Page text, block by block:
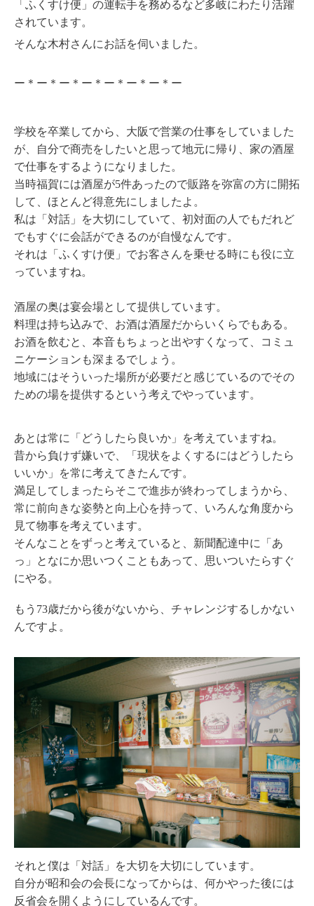
「ふくすけ便」の運転手を務めるなど多岐にわたり活躍
されています。
そんな木村さんにお話を伺いました。
ー＊ー＊ー＊ー＊ー＊ー＊ー＊ー
学校を卒業してから、大阪で営業の仕事をしていました
が、自分で商売をしたいと思って地元に帰り、家の酒屋
で仕事をするようになりました。
当時福賀には酒屋が5件あったので販路を弥富の方に開拓
して、ほとんど得意先にしましたよ。
私は「対話」を大切にしていて、初対面の人でもだれど
でもすぐに会話ができるのが自慢なんです。
それは「ふくすけ便」でお客さんを乗せる時にも役に立
っていますね。
酒屋の奥は宴会場として提供しています。
料理は持ち込みで、お酒は酒屋だからいくらでもある。
お酒を飲むと、本音もちょっと出やすくなって、コミュ
ニケーションも深まるでしょう。
地域にはそういった場所が必要だと感じているのでその
ための場を提供するという考えでやっています。
あとは常に「どうしたら良いか」を考えていますね。
昔から負けず嫌いで、「現状をよくするにはどうしたら
いいか」を常に考えてきたんです。
満足してしまったらそこで進歩が終わってしまうから、
常に前向きな姿勢と向上心を持って、いろんな角度から
見て物事を考えています。
そんなことをずっと考えていると、新聞配達中に「あ
っ」となにか思いつくこともあって、思いついたらすぐ
にやる。
もう73歳だから後がないから、チャレンジするしかない
んですよ。
それと僕は「対話」を大切を大切にしています。
自分が昭和会の会長になってからは、何かやった後には
反省会を開くようにしているんです。